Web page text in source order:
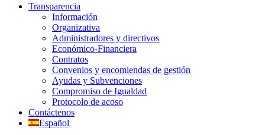
Transparencia
Información
Organizativa
Administradores y directivos
Económico-Financiera
Contratos
Convenios y encomiendas de gestión
Ayudas y Subvenciones
Compromiso de Igualdad
Protocolo de acoso
Contáctenos
Español